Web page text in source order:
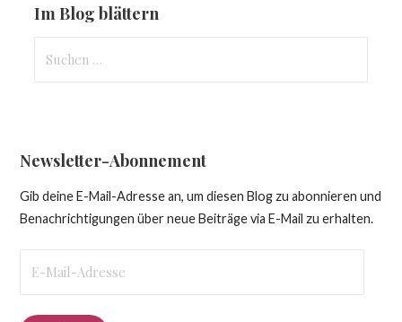
Im Blog blättern
nach:
Newsletter-Abonnement
Gib deine E-Mail-Adresse an, um diesen Blog zu abonnieren und
Benachrichtigungen über neue Beiträge via E-Mail zu erhalten.
Mail-